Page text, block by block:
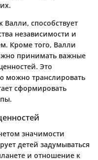
Валли, способствует
независимости и
Кроме того, Валли
принимать важные
Это
можно транслировать
сформировать
значимости
детей задумываться
и отношение к